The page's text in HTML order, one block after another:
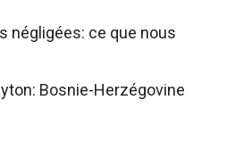
négligées: ce que nous
Bosnie-Herzégovine